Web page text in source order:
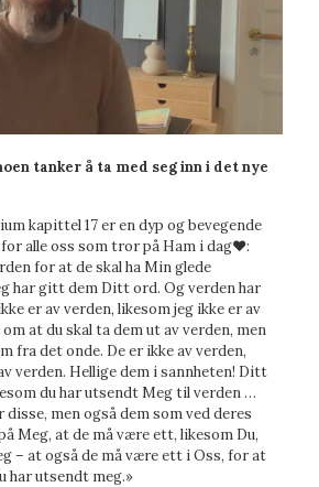
tanker å ta med seg inn i det nye
kapittel 17 er en dyp og bevegende
for alle oss som tror på Ham i dag♥️:
for at de skal ha Min glede
har gitt dem Ditt ord. Og verden har
er av verden, likesom jeg ikke er av
at du skal ta dem ut av verden, men
fra det onde. De er ikke av verden,
verden. Hellige dem i sannheten! Ditt
du har utsendt Meg til verden …
disse, men også dem som ved deres
Meg, at de må være ett, likesom Du,
– at også de må være ett i Oss, for at
har utsendt meg.»